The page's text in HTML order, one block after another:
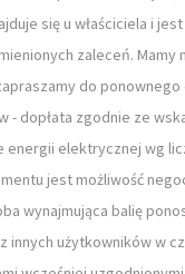
się u właściciela i
zaleceń.
do
dopłata zgodnie ze
energii elektrycznej wg
jest możliwość
wynajmująca balię
użytkowników w